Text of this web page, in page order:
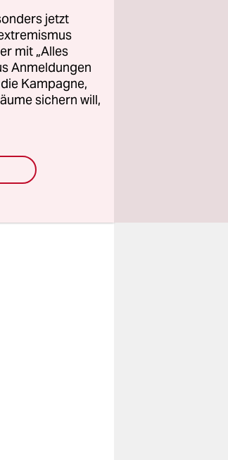
jetzt
mit „Alles
Anmeldungen
Kampagne,
sichern will,